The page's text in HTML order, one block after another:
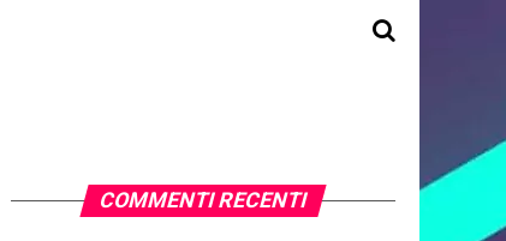
COMMENTI RECENTI